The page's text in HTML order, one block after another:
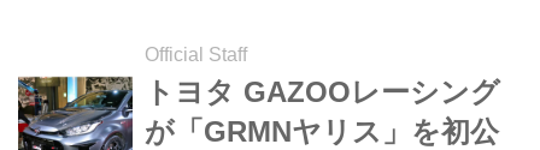
Official Staff
トヨタ GAZOOレーシング
が「GRMNヤリス」を初公